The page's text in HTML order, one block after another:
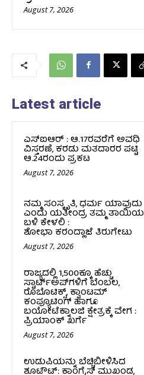
August 7, 2026
Latest article
ಎಸ್‌ಐಆರ್‌ : ಆ.17ರವರೆಗೆ ಅವಧಿ
ವಿಸ್ತರಣೆ, ಕರಡು ಮತದಾರರ ಪಟ್ಟಿ
ಆ.24ರಂದು ಪ್ರಕಟ
August 7, 2026
ನಮ್ಮ ಸಂಸ್ಕೃತಿ, ಧರ್ಮ ಯಾವುದು
ಎಂದು ಯತೀಂದ್ರ ತಮ್ಮ ತಾಯಿಯ
ಬಳಿ ಕೇಳಲಿ :
ಶೋಭಾ ಕರಂದ್ಲಾಜೆ ತಿರುಗೇಟು
August 7, 2026
ರಾಜ್ಯದಲ್ಲಿ 1,500ಕ್ಕೂ ಹೆಚ್ಚು
ಸ್ಟಾರ್ಟ್‌ಅಪ್‌ಗಳಿಗೆ ಬೆಂಬಲ,
ರೊಬೊಟಿಕ್ಸ್, ಕ್ವಾಂಟಮ್
ಕಂಪ್ಯೂಟಿಂಗ್ ಹಾಗೂ
ಬಯೋಟೆಕ್ನಾಲಜಿ ಕ್ಷೇತ್ರಕ್ಕೆ ವೇಗ :
ಪ್ರಿಯಾಂಕ್‌ ಖರ್ಗೆ
August 7, 2026
ಉಡುಪಿಯನ್ನು ಬೆಚ್ಚಿಬೀಳಿಸಿದ
ಶೂಟೌಟ್‌: ಕಾಂಗ್ರೆಸ್‌ ಮುಖಂಡ,